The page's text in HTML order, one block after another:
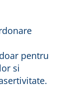
pentru
si